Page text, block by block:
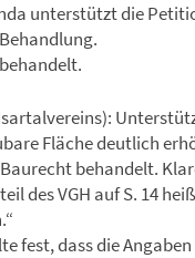
unterstützt die
Fläche deutlich
behandelt.
des VGH auf S. 14
fest, dass die